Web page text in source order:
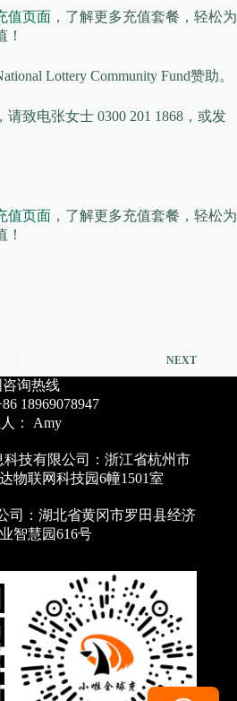
值页面 ，了解更多充值套餐，轻松为
Lottery Community Fund赞助。
致电张女士 0300 201 1868，或发
值页面 ，了解更多充值套餐，轻松为
NEXT
询热线
18969078947
： Amy
技有限公司：浙江省杭州市
物联网科技园6幢1501室
：湖北省黄冈市罗田县经济
智慧园616号